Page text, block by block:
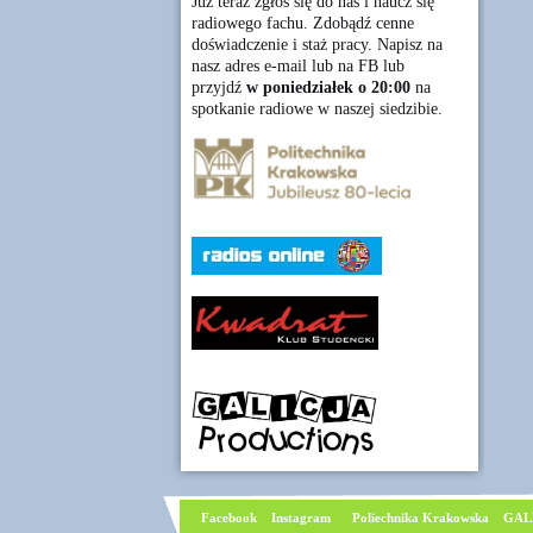
radiowego fachu. Zdobądź cenne
doświadczenie i staż pracy. Napisz na
nasz adres e-mail lub na FB lub
przyjdź w poniedziałek o 20:00na
spotkanie radiowe w naszej siedzibie.
Facebook Instagram Poliechnika Krakowska